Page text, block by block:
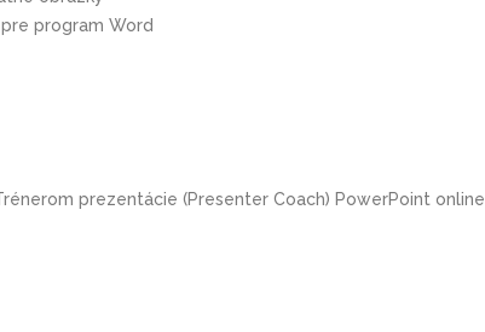
program Word
prezentácie (Presenter Coach) PowerPoint online